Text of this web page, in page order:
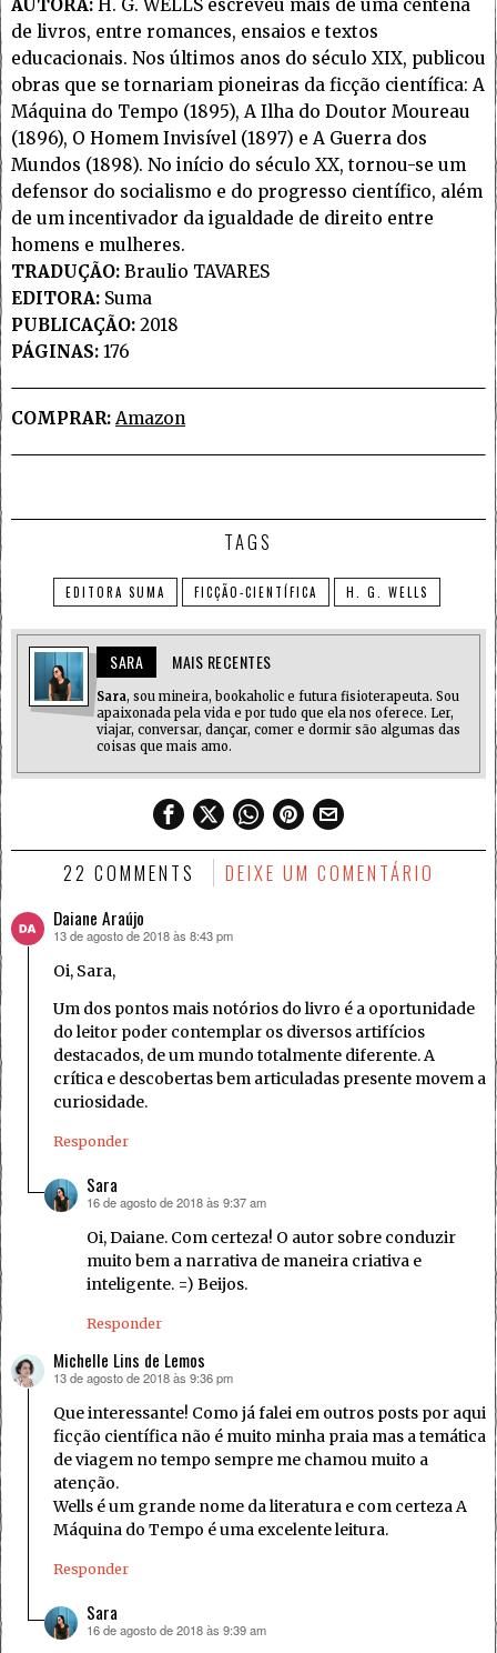
AUTORA: H. G. WELLS escreveu mais de uma centena
de livros, entre romances, ensaios e textos
educacionais. Nos últimos anos do século XIX, publicou
obras que se tornariam pioneiras da ficção científica: A
Máquina do Tempo (1895), A Ilha do Doutor Moureau
(1896), O Homem Invisível (1897) e A Guerra dos
Mundos (1898). No início do século XX, tornou-se um
defensor do socialismo e do progresso científico, além
de um incentivador da igualdade de direito entre
homens e mulheres.
TRADUÇÃO: Braulio TAVARES
EDITORA: Suma
PUBLICAÇÃO: 2018
PÁGINAS: 176
COMPRAR: Amazon
TAGS
EDITORA SUMA FICÇÃO-CIENTÍFICA H. G. WELLS
SARA MAIS RECENTES
Sara, sou mineira, bookaholic e futura fisioterapeuta. Sou
apaixonada pela vida e por tudo que ela nos oferece. Ler,
viajar, conversar, dançar, comer e dormir são algumas das
coisas que mais amo.
22 COMMENTS DEIXE UM COMENTÁRIO
Daiane Araújo
disse:
13 de agosto de 2018 às 8:43 pm
Oi, Sara,
Um dos pontos mais notórios do livro é a oportunidade
do leitor poder contemplar os diversos artifícios
destacados, de um mundo totalmente diferente. A
crítica e descobertas bem articuladas presente movem a
curiosidade.
Responder
Sara
disse:
16 de agosto de 2018 às 9:37 am
Oi, Daiane. Com certeza! O autor sobre conduzir
muito bem a narrativa de maneira criativa e
inteligente. =) Beijos.
Responder
Michelle Lins de Lemos
disse:
13 de agosto de 2018 às 9:36 pm
Que interessante! Como já falei em outros posts por aqui
ficção científica não é muito minha praia mas a temática
de viagem no tempo sempre me chamou muito a
atenção.
Wells é um grande nome da literatura e com certeza A
Máquina do Tempo é uma excelente leitura.
Responder
Sara
disse:
16 de agosto de 2018 às 9:39 am